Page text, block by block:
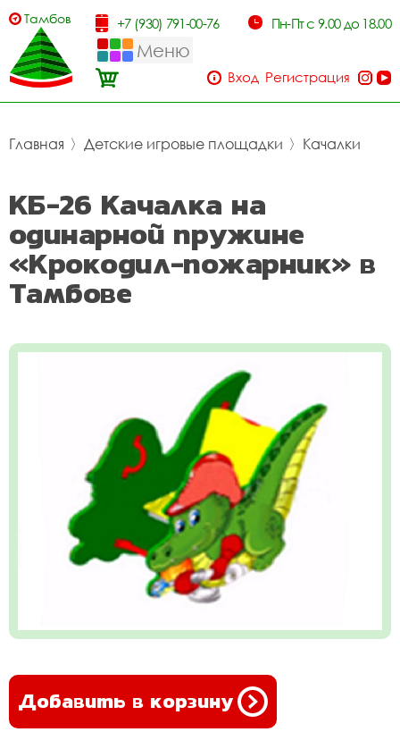
Тамбов +7 (930) 791-00-76 Пн-Пт с 9.00 до 18.00
Меню
Вход Регистрация
Главная 〉 Детские игровые площадки 〉 Качалки
КБ-26 Качалка на
одинарной пружине
«Крокодил-пожарник» в
Тамбове
Добавить в корзину